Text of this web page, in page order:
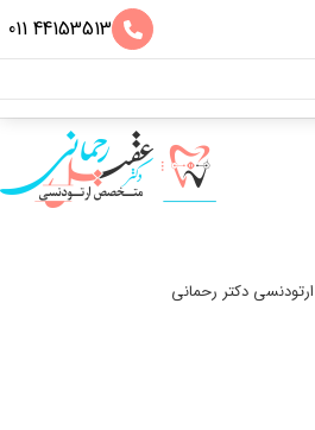
011 44153513
ارتودنسی دکتر رحمانی